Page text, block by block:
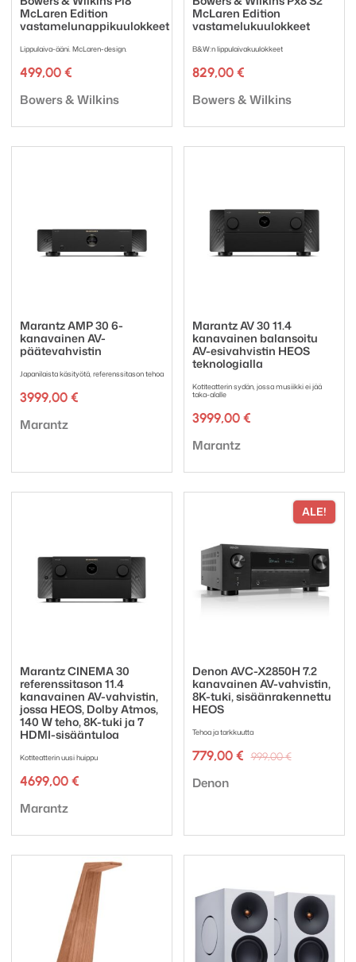
McLaren Edition
vastamelunappikuulokkeet
Lippulaiva-ääni. McLaren-design.
499,00 €
Tuotemerkki:
Bowers & Wilkins
McLaren Edition
vastamelukuulokkeet
B&W:n lippulaivakuulokkeet
829,00 €
Tuotemerkki:
Bowers & Wilkins
Marantz AMP 30 6-
kanavainen AV-
päätevahvistin
Japanilaista käsityötä, referenssitason tehoa
3999,00 €
Tuotemerkki:
Marantz
Marantz AV 30 11.4
kanavainen balansoitu
AV-esivahvistin HEOS
teknologialla
Kotiteatterin sydän, jossa musiikki ei jää
taka-alalle
3999,00 €
Tuotemerkki:
Marantz
Marantz CINEMA 30
referenssitason 11.4
kanavainen AV-vahvistin,
jossa HEOS, Dolby Atmos,
140 W teho, 8K-tuki ja 7
HDMI-sisääntuloa
Kotiteatterin uusi huippu
4699,00 €
Tuotemerkki:
Marantz
ALE!
Denon AVC-X2850H 7.2
kanavainen AV-vahvistin,
8K-tuki, sisäänrakennettu
HEOS
Tehoa ja tarkkuutta
999,00€
779,00 €
Nykyinen
Tuotemerkki:
Denon